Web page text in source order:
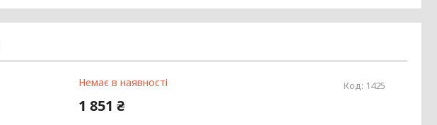
Немає в наявності Код: 1425
1 851 ₴